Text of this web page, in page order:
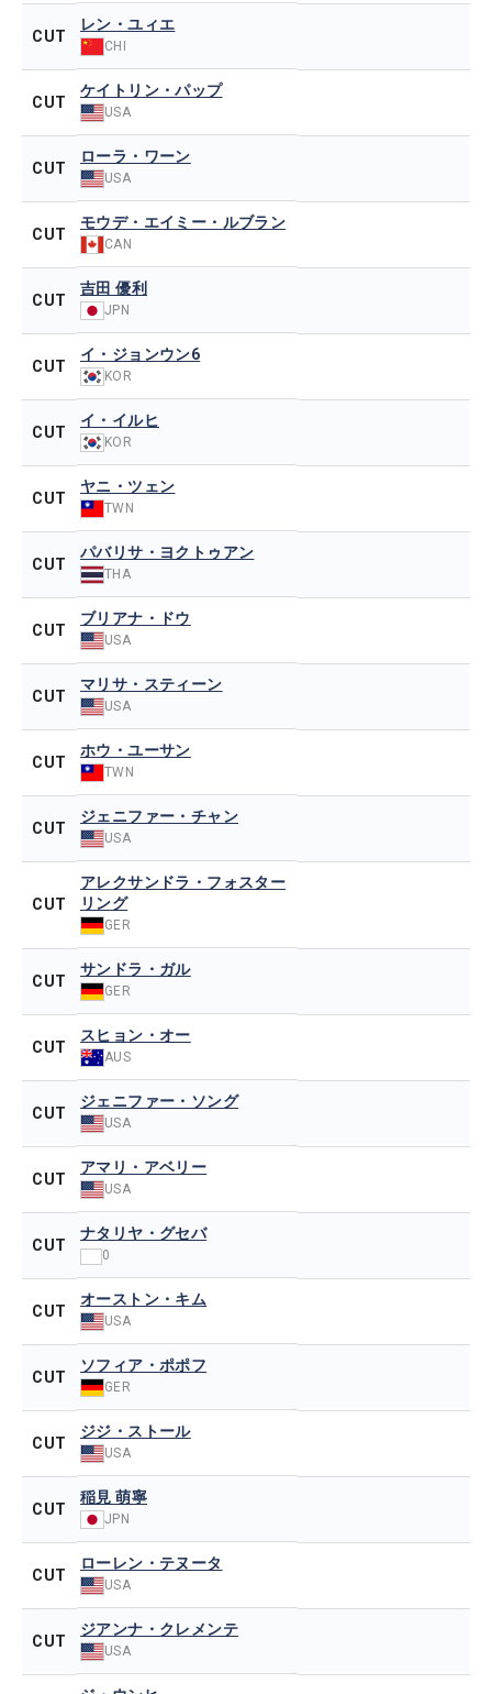
CUT
レン・ユィエ
CHI
CUT
ケイトリン・パップ
USA
CUT
ローラ・ワーン
USA
CUT
モウデ・エイミー・ルブラン
CAN
CUT
吉田 優利
JPN
CUT
イ・ジョンウン6
KOR
CUT
イ・イルヒ
KOR
CUT
ヤニ・ツェン
TWN
CUT
パバリサ・ヨクトゥアン
THA
CUT
ブリアナ・ドウ
USA
CUT
マリサ・スティーン
USA
CUT
ホウ・ユーサン
TWN
CUT
ジェニファー・チャン
USA
CUT
アレクサンドラ・フォスター
リング
GER
CUT
サンドラ・ガル
GER
CUT
スヒョン・オー
AUS
CUT
ジェニファー・ソング
USA
CUT
アマリ・アベリー
USA
CUT
ナタリヤ・グセバ
0
CUT
オーストン・キム
USA
CUT
ソフィア・ポポフ
GER
CUT
ジジ・ストール
USA
CUT
稲見 萌寧
JPN
CUT
ローレン・テヌータ
USA
CUT
ジアンナ・クレメンテ
USA